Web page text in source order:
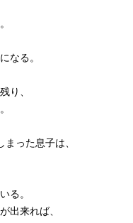
なる。
り、
った息子は、
る。
出来れば、